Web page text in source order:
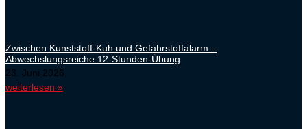
Zwischen Kunststoff-Kuh und Gefahrstoffalarm –
Abwechslungsreiche 12-Stunden-Übung
23. Juni 2026
weiterlesen »